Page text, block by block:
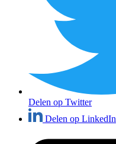
Delen op Twitter
Delen op LinkedIn